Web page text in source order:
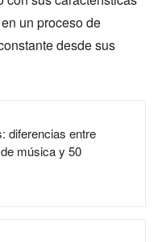
un proceso de
desde sus
diferencias entre
música y 50